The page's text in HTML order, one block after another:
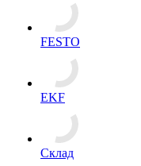
FESTO
EKF
Склад